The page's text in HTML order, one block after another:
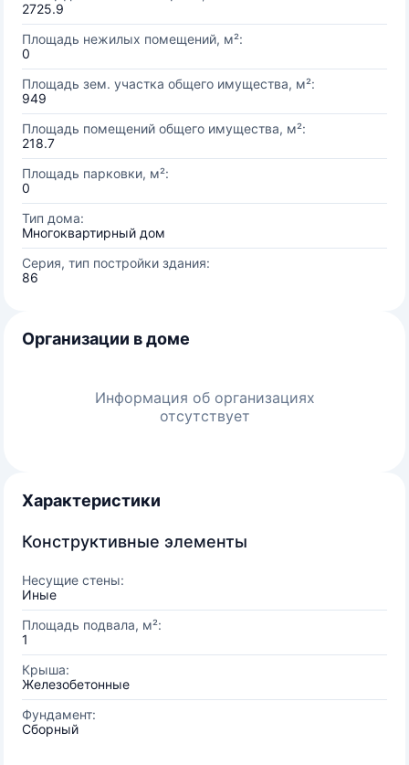
2725.9
Площадь нежилых помещений, м²:
0
Площадь зем. участка общего имущества, м²:
949
Площадь помещений общего имущества, м²:
218.7
Площадь парковки, м²:
0
Тип дома:
Многоквартирный дом
Серия, тип постройки здания:
86
Организации в доме
Информация об организациях
отсутствует
Характеристики
Конструктивные элементы
Несущие стены:
Иные
Площадь подвала, м²:
1
Крыша:
Железобетонные
Фундамент:
Сборный